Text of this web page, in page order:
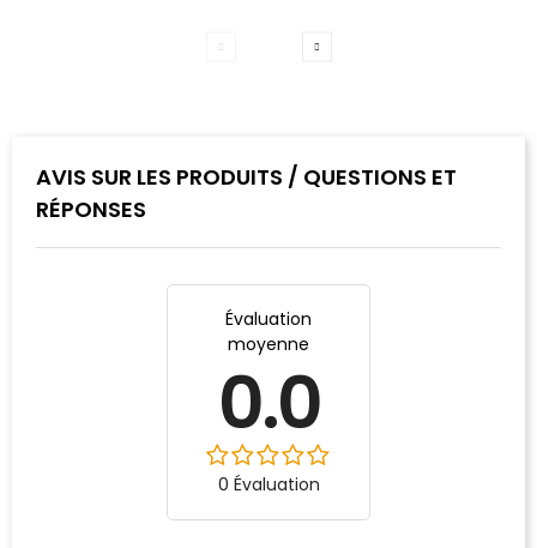
AVIS SUR LES PRODUITS / QUESTIONS ET
RÉPONSES
Évaluation
moyenne
0.0
0 Évaluation